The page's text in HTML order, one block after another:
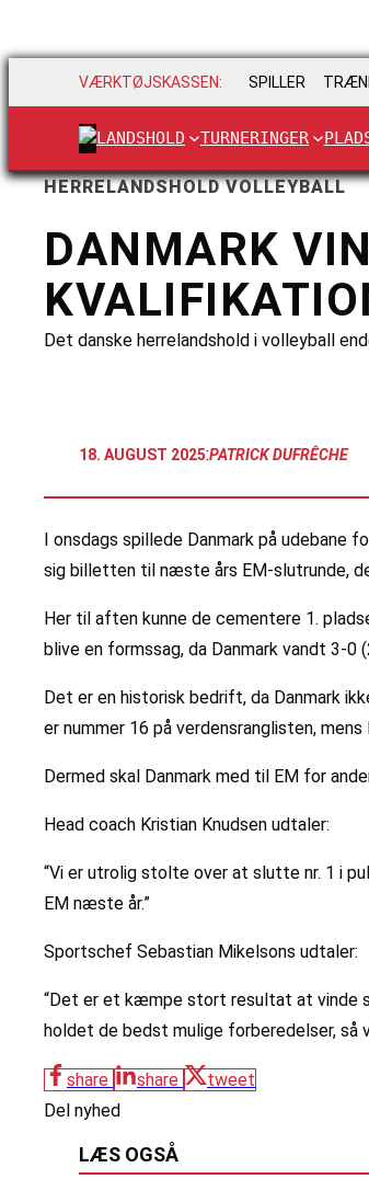
VÆRKTØJSKASSEN: SPILLER
LANDSHOLD TURNERINGER
HERRELANDSHOLD VOLLEYBALL
DANMARK
Det danske herrelandshold i volleyball
18. AUGUST 2025:PATRICK DUFRÊCHE
I onsdags spillede Danmark på
sig billetten til næste års EM-slutrunde,
Her til aften kunne de cementere 1.
blive en formssag, da Danmark vandt 3-
Det er en historisk bedrift, da Danmark
er nummer 16 på verdensranglisten,
Dermed skal Danmark med til EM for
Head coach Kristian Knudsen udtaler:
“Vi er utrolig stolte over at slutte nr. 1 i
EM næste år.”
Sportschef Sebastian Mikelsons udtaler:
“Det er et kæmpe stort resultat at vinde
holdet de bedst mulige forberedelser, så
share share
tweet
Del nyhed
LÆS OGSÅ